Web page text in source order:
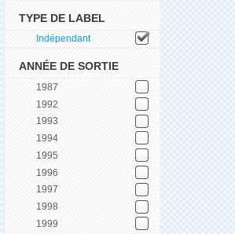
TYPE DE LABEL
Indépendant
ANNÉE DE SORTIE
1987
1992
1993
1994
1995
1996
1997
1998
1999